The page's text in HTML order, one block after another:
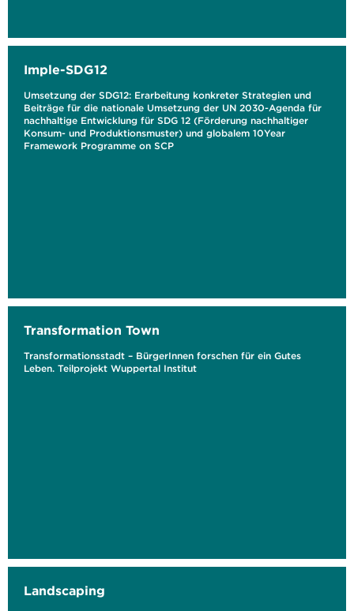
Imple-SDG12
Umsetzung der SDG12: Erarbeitung konkreter Strategien und
Beiträge für die nationale Umsetzung der UN 2030-Agenda für
nachhaltige Entwicklung für SDG 12 (Förderung nachhaltiger
Konsum- und Produktionsmuster) und globalem 10Year
Framework Programme on SCP
Transformation Town
Transformationsstadt – BürgerInnen forschen für ein Gutes
Leben. Teilprojekt Wuppertal Institut
Landscaping